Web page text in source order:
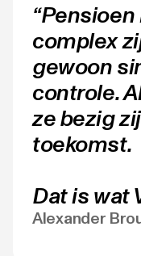
complex
gewoon
controle.
ze bezig
toekomst.
Dat is wat
Alexander